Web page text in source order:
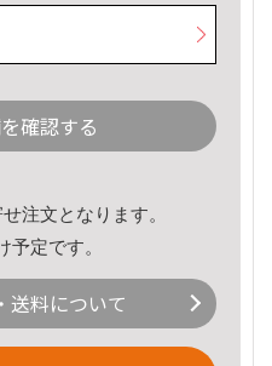
確認する
注文となります。
予定です。
送料について